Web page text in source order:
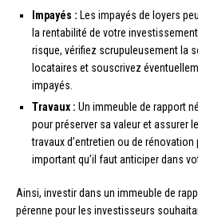
Impayés : Les impayés de loyers
la rentabilité de votre
risque, vérifiez scrupuleusement la
locataires et souscrivez
impayés.
Travaux : Un immeuble de rapport
pour préserver sa valeur et assurer
travaux d’entretien ou de
important qu’il faut anticiper dans
Ainsi, investir dans un immeuble de
pérenne pour les investisseurs